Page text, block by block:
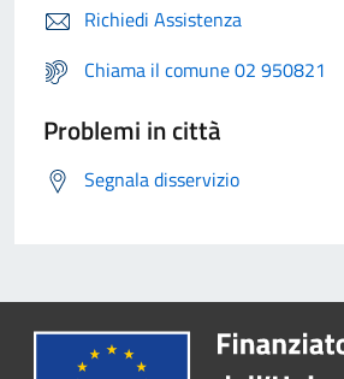
Richiedi Assistenza
Chiama il comune 02 950821
Problemi in città
Segnala disservizio